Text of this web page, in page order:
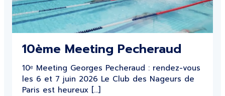
10ème Meeting Pecheraud
10ᵉ Meeting Georges Pecheraud : rendez-vous
les 6 et 7 juin 2026 Le Club des Nageurs de
Paris est heureux […]